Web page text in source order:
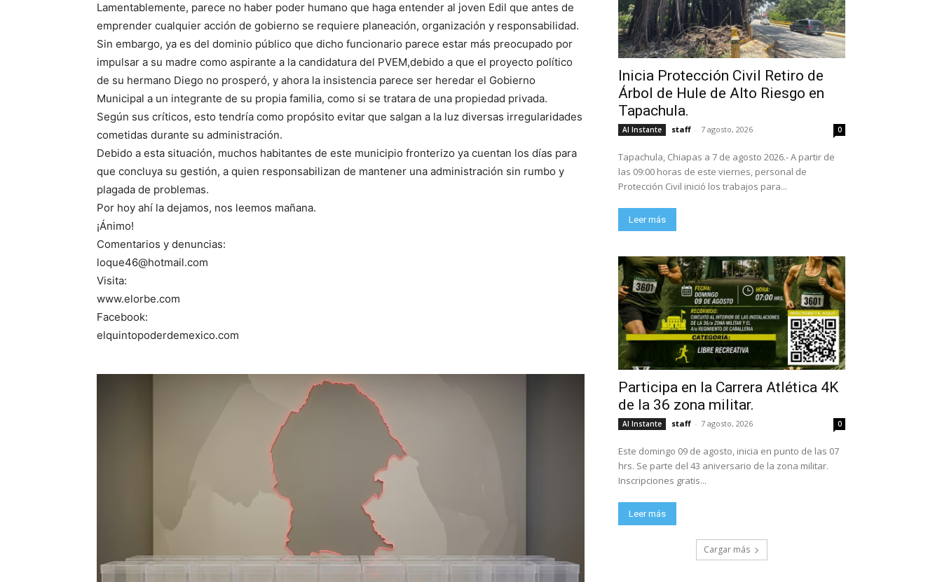
Lamentablemente, parece no haber poder humano que haga entender al joven Edil que antes de
emprender cualquier acción de gobierno se requiere planeación, organización y responsabilidad.
Sin embargo, ya es del dominio público que dicho funcionario parece estar más preocupado por
impulsar a su madre como aspirante a la candidatura del PVEM,debido a que el proyecto político
de su hermano Diego no prosperó, y ahora la insistencia parece ser heredar el Gobierno
Municipal a un integrante de su propia familia, como si se tratara de una propiedad privada.
Según sus críticos, esto tendría como propósito evitar que salgan a la luz diversas irregularidades
cometidas durante su administración.
Debido a esta situación, muchos habitantes de este municipio fronterizo ya cuentan los días para
que concluya su gestión, a quien responsabilizan de mantener una administración sin rumbo y
plagada de problemas.
Por hoy ahí la dejamos, nos leemos mañana.
¡Ánimo!
Comentarios y denuncias:
loque46@hotmail.com
Visita:
www.elorbe.com
Facebook:
elquintopoderdemexico.com
Inicia Protección Civil Retiro de
Árbol de Hule de Alto Riesgo en
Tapachula.
Al Instante staff - 7 agosto, 2026 0
Tapachula, Chiapas a 7 de agosto 2026.- A partir de
las 09:00 horas de este viernes, personal de
Protección Civil inició los trabajos para...
Leer más
Participa en la Carrera Atlética 4K
de la 36 zona militar.
Al Instante staff - 7 agosto, 2026 0
Este domingo 09 de agosto, inicia en punto de las 07
hrs. Se parte del 43 aniversario de la zona militar.
Inscripciones gratis...
Leer más
Cargar más